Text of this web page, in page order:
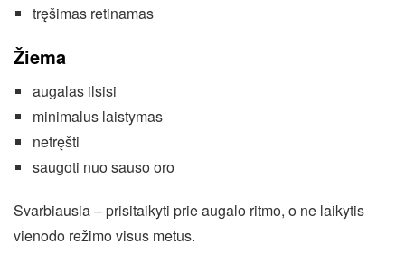
tręšimas retinamas
Žiema
augalas ilsisi
minimalus laistymas
netręšti
saugoti nuo sauso oro
Svarbiausia – prisitaikyti prie augalo ritmo, o ne laikytis
vienodo režimo visus metus.